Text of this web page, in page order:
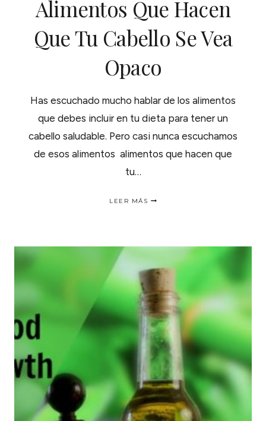
Alimentos Que Hacen
Que Tu Cabello Se Vea
Opaco
Has escuchado mucho hablar de los alimentos
que debes incluir en tu dieta para tener un
cabello saludable. Pero casi nunca escuchamos
de esos alimentos alimentos que hacen que
tu…
LEER MÁS
CABELLO
VEA